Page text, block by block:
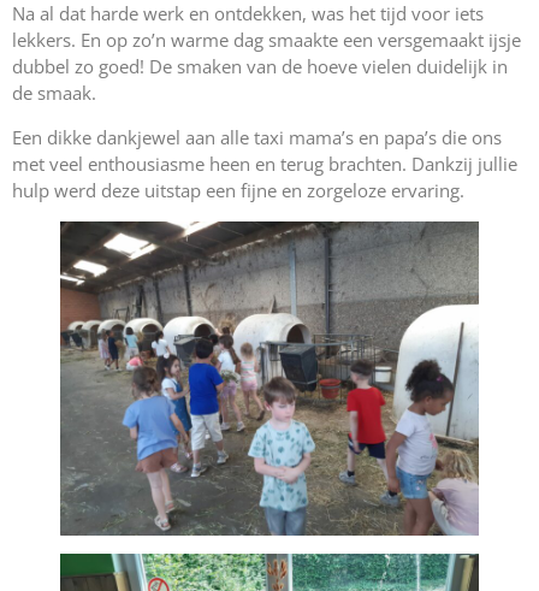
Na al dat harde werk en ontdekken, was het tijd voor iets
lekkers. En op zo’n warme dag smaakte een versgemaakt ijsje
dubbel zo goed! De smaken van de hoeve vielen duidelijk in
de smaak.
Een dikke dankjewel aan alle taxi mama’s en papa’s die ons
met veel enthousiasme heen en terug brachten. Dankzij jullie
hulp werd deze uitstap een fijne en zorgeloze ervaring.